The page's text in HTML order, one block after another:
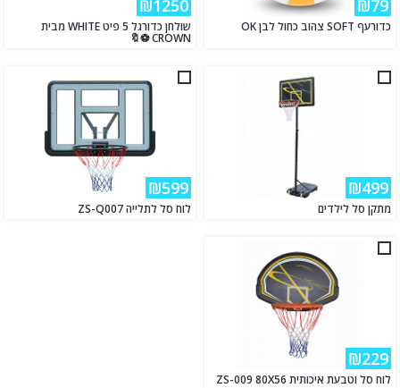
₪79
כדורעף SOFT צהוב כחול לבן OK
₪1250
שולחן כדורגל 5 פיט WHITE מבית
CROWN ⚽🔖
₪499
מתקן סל לילדים
₪599
לוח סל לתלייה ZS-Q007
₪229
לוח סל וטבעת איכותית ZS-009 80X56